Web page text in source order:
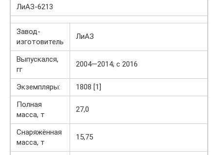
ЛиАЗ-6213
Завод-
изготовитель
ЛиАЗ
Выпускался,
гг
2004—2014; с 2016
Экземпляры:
1808 [1]
Полная
масса, т
27,0
Снаряжённая
масса, т
15,75